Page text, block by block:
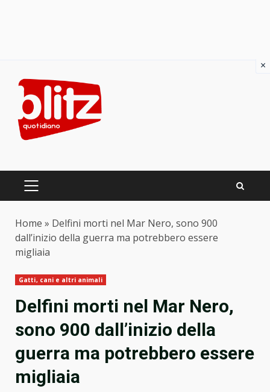
content
PRIMARY
Home » Delfini morti nel Mar Nero, sono 900
dall’inizio della guerra ma potrebbero essere
migliaia
Gatti, cani e altri animali
Delfini morti nel Mar Nero,
sono 900 dall’inizio della
guerra ma potrebbero essere
migliaia
×